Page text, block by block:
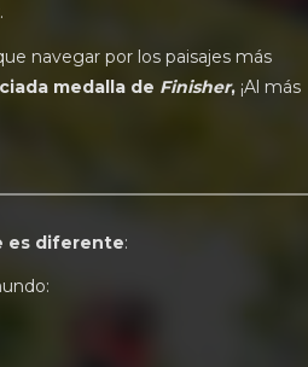
navegar por los paisajes más
medalla de Finisher, ¡Al más
es diferente: